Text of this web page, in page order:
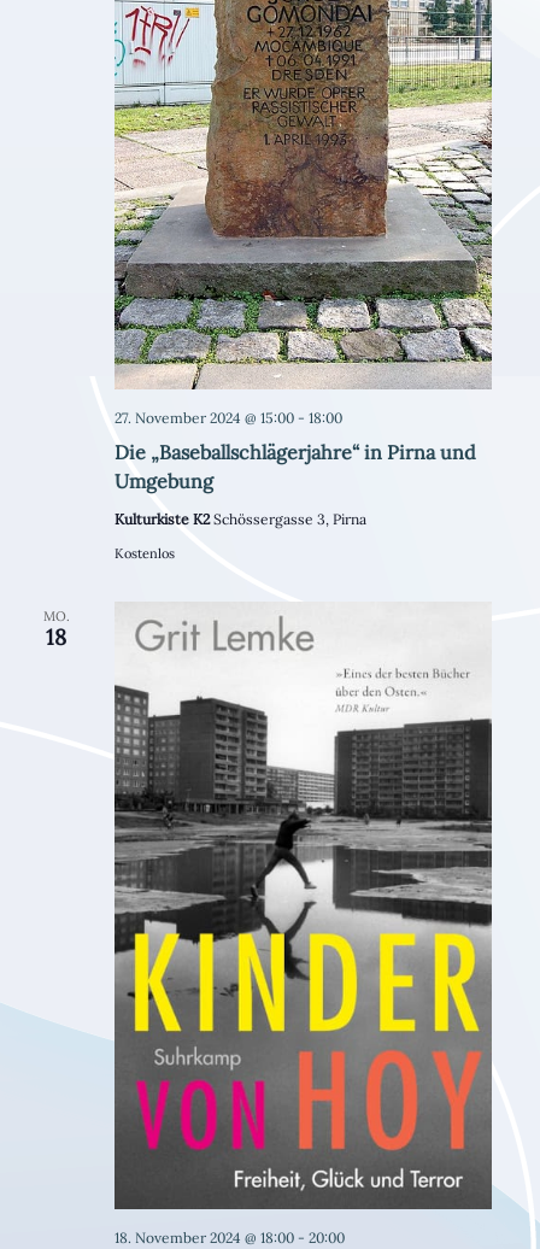
Die „Baseballschlägerjahre“ in Pirna und
Umgebung
27. November 2024 @ 15:00- 18:00
Kulturkiste K2Schössergasse 3, Pirna
Kostenlos
MO.
18
18. November 2024 @ 18:00- 20:00